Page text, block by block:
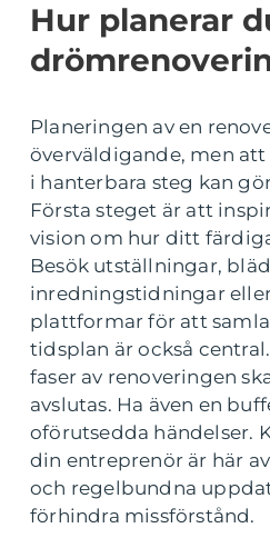
Hur planerar
Planeringen av en
överväldigande, men
i hanterbara steg kan
Första steget är att
vision om hur ditt
Besök utställningar,
inredningstidningar
plattformar för att
tidsplan är också
faser av renoveringen
avslutas. Ha även en
oförutsedda händelser.
din entreprenör är här
och regelbundna
förhindra missförstånd.